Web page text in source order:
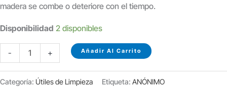
madera se combe o deteriore con el tiempo.
Disponibilidad 2 disponibles
-
DE
MADERA
+ Añadir Al Carrito
Categoría: Útiles de Limpieza Etiqueta: ANÓNIMO